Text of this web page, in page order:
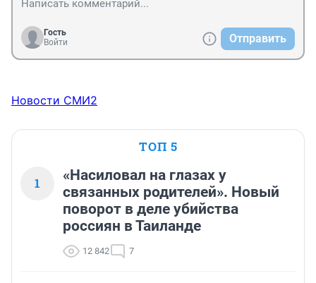
Гость
Войти
Отправить
Новости СМИ2
ТОП 5
1
«Насиловал на глазах у
связанных родителей». Новый
поворот в деле убийства
россиян в Таиланде
12 842 7